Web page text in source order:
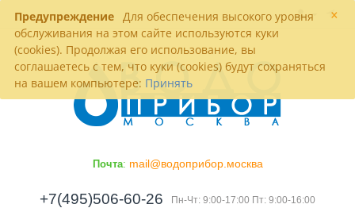
×
Предупреждение Для обеспечения высокого уровня
обслуживания на этом сайте используются куки
(cookies). Продолжая его использование, вы
соглашаетесь с тем, что куки (cookies) будут сохраняться
на вашем компьютере: Принять
Почта: mail@водоприбор.москва
+7(495)506-60-26 Пн-Чт: 9:00-17:00 Пт: 9:00-16:00